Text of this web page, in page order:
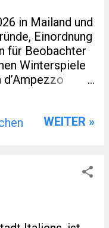
in Mailand und
Einordnung
für Beobachter
Winterspiele
ist. Sondern
Entwicklung
eines
Reisen oder
als
WEITER »